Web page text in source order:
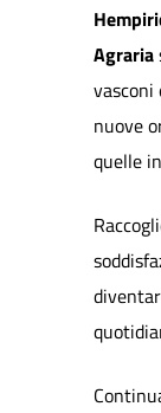
Agraria
vasconi
nuove
quelle